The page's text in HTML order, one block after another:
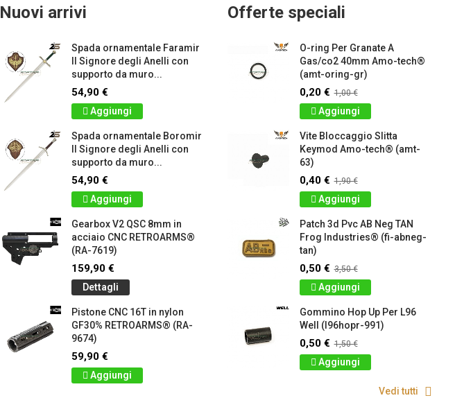
Nuovi arrivi
Spada ornamentale Faramir
Il Signore degli Anelli con
supporto da muro...
54,90 €
Aggiungi
Spada ornamentale Boromir
Il Signore degli Anelli con
supporto da muro...
54,90 €
Aggiungi
Gearbox V2 QSC 8mm in
acciaio CNC RETROARMS®
(RA-7619)
159,90 €
Dettagli
Pistone CNC 16T in nylon
GF30% RETROARMS® (RA-
9674)
59,90 €
Aggiungi
Offerte speciali
O-ring Per Granate A
Gas/co2 40mm Amo-tech®
(amt-oring-gr)
0,20 € 1,00 €
Aggiungi
Vite Bloccaggio Slitta
Keymod Amo-tech® (amt-
63)
0,40 € 1,90 €
Aggiungi
Patch 3d Pvc AB Neg TAN
Frog Industries® (fi-abneg-
tan)
0,50 € 3,50 €
Aggiungi
Gommino Hop Up Per L96
Well (l96hopr-991)
0,50 € 1,50 €
Aggiungi
Vedi tutti